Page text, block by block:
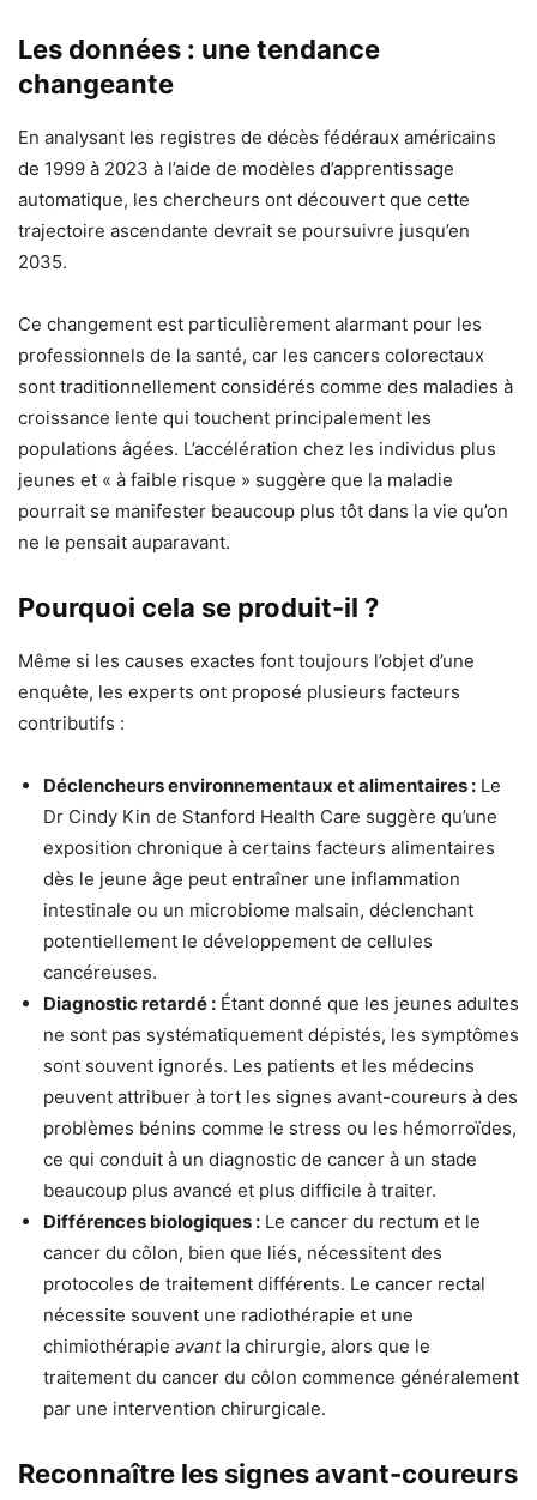
Les données : une tendance
changeante
En analysant les registres de décès fédéraux américains
de 1999 à 2023 à l’aide de modèles d’apprentissage
automatique, les chercheurs ont découvert que cette
trajectoire ascendante devrait se poursuivre jusqu’en
2035.
Ce changement est particulièrement alarmant pour les
professionnels de la santé, car les cancers colorectaux
sont traditionnellement considérés comme des maladies à
croissance lente qui touchent principalement les
populations âgées. L’accélération chez les individus plus
jeunes et « à faible risque » suggère que la maladie
pourrait se manifester beaucoup plus tôt dans la vie qu’on
ne le pensait auparavant.
Pourquoi cela se produit-il ?
Même si les causes exactes font toujours l’objet d’une
enquête, les experts ont proposé plusieurs facteurs
contributifs :
Déclencheurs environnementaux et alimentaires : Le
Dr Cindy Kin de Stanford Health Care suggère qu’une
exposition chronique à certains facteurs alimentaires
dès le jeune âge peut entraîner une inflammation
intestinale ou un microbiome malsain, déclenchant
potentiellement le développement de cellules
cancéreuses.
Diagnostic retardé : Étant donné que les jeunes adultes
ne sont pas systématiquement dépistés, les symptômes
sont souvent ignorés. Les patients et les médecins
peuvent attribuer à tort les signes avant-coureurs à des
problèmes bénins comme le stress ou les hémorroïdes,
ce qui conduit à un diagnostic de cancer à un stade
beaucoup plus avancé et plus difficile à traiter.
Différences biologiques : Le cancer du rectum et le
cancer du côlon, bien que liés, nécessitent des
protocoles de traitement différents. Le cancer rectal
nécessite souvent une radiothérapie et une
chimiothérapie avantla chirurgie, alors que le
traitement du cancer du côlon commence généralement
par une intervention chirurgicale.
Reconnaître les signes avant-coureurs